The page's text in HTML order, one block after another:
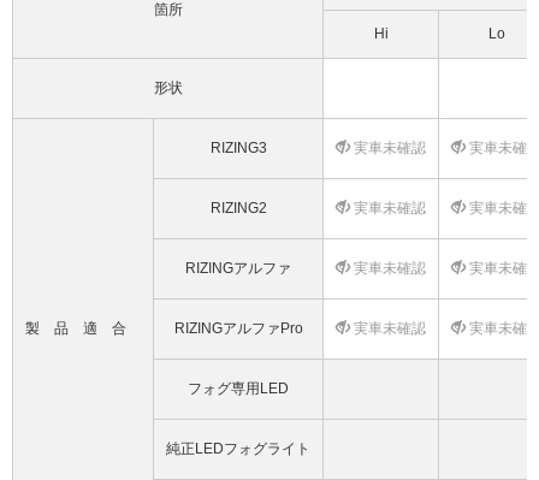
箇所
Hi Lo
形状
製品適合
RIZING3 実車未確認 実車未確
RIZING2 実車未確認 実車未確
RIZINGアルファ 実車未確認 実車未確
RIZINGアルファPro 実車未確認 実車未確
フォグ専用LED
純正LEDフォグライト